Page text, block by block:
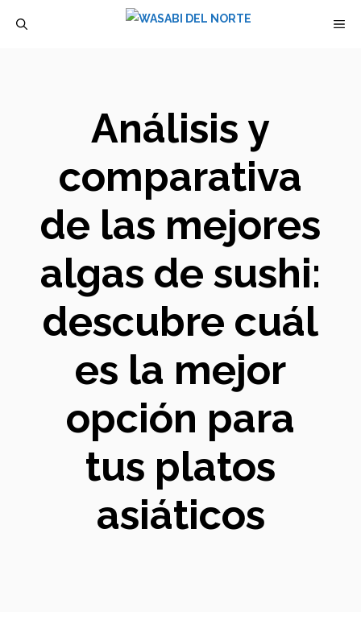
Análisis y
comparativa
de las mejores
algas de sushi:
descubre cuál
es la mejor
opción para
tus platos
asiáticos